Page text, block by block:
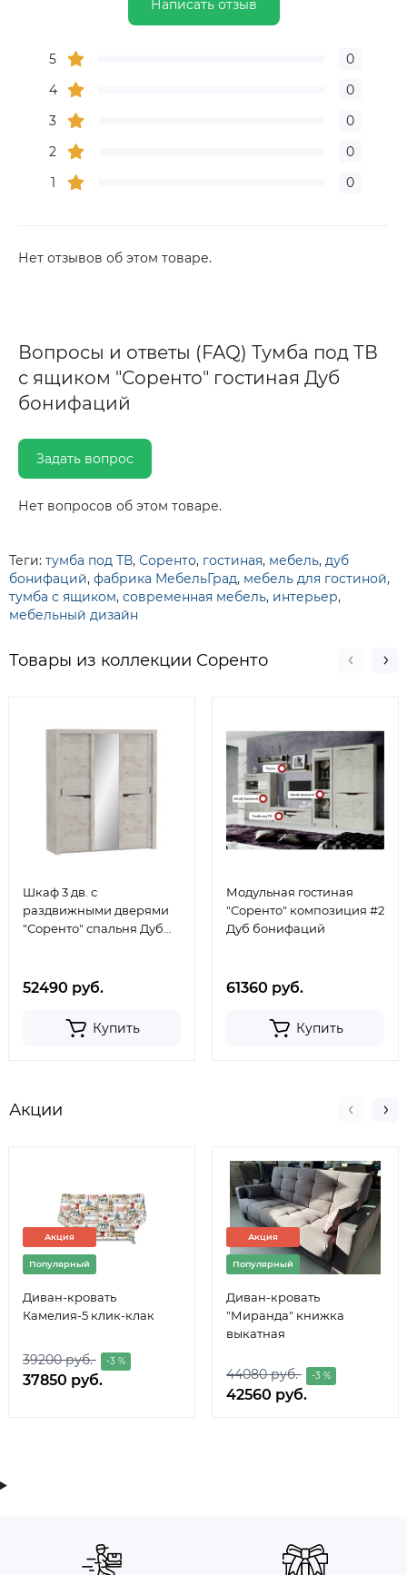
Написать отзыв
5
0
4
0
3
0
2
0
1
0
Нет отзывов об этом товаре.
Вопросы и ответы (FAQ) Тумба под ТВ
с ящиком "Соренто" гостиная Дуб
бонифаций
Задать вопрос
Нет вопросов об этом товаре.
Теги: тумба под ТВ, Соренто, гостиная, мебель, дуб
бонифаций, фабрика МебельГрад, мебель для гостиной,
тумба с ящиком, современная мебель, интерьер,
мебельный дизайн
Товары из коллекции Соренто
Шкаф 3 дв. с
раздвижными дверями
"Соренто" спальня Дуб
52490 руб.
Купить
Модульная гостиная
"Соренто" композиция #2
Дуб бонифаций
61360 руб.
Купить
Акции
Акция
Популярный
Диван-кровать
Камелия-5 клик-клак
39200 руб. -3 %
37850 руб.
Акция
Популярный
Диван-кровать
"Миранда" книжка
выкатная
44080 руб. -3 %
42560 руб.